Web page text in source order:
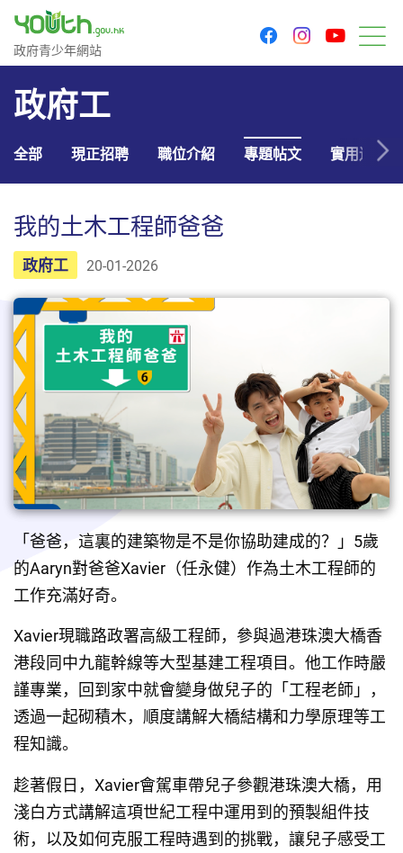
政府青少年網站
政府青少年網站
facebookinstagram
政府工
全部 現正招聘 職位介紹 專題帖文 實用連結
我的土木工程師爸爸
政府工 20-01-2026
「爸爸，這裏的建築物是不是你協助建成的？」5歲
的Aaryn對爸爸Xavier（任永健）作為土木工程師的
工作充滿好奇。
Xavier現職路政署高級工程師，參與過港珠澳大橋香
港段同中九龍幹線等大型基建工程項目。他工作時嚴
謹專業，回到家中就會變身做兒子的「工程老師」，
透過一起砌積木，順度講解大橋結構和力學原理等工
程知識。
趁著假日，Xavier會駕車帶兒子參觀港珠澳大橋，用
淺白方式講解這項世紀工程中運用到的預製組件技
術，以及如何克服工程時遇到的挑戰，讓兒子感受工